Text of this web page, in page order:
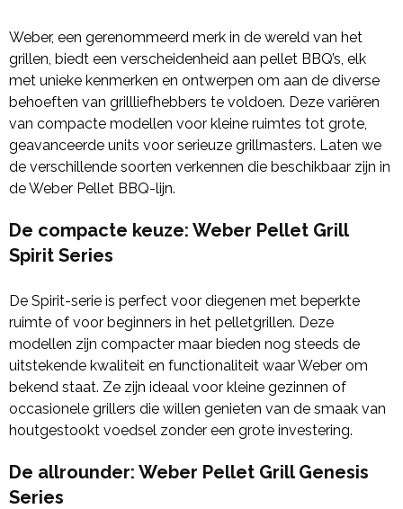
Weber, een gerenommeerd merk in de wereld van het
grillen, biedt een verscheidenheid aan pellet BBQ’s, elk
met unieke kenmerken en ontwerpen om aan de diverse
behoeften van grillliefhebbers te voldoen. Deze variëren
van compacte modellen voor kleine ruimtes tot grote,
geavanceerde units voor serieuze grillmasters. Laten we
de verschillende soorten verkennen die beschikbaar zijn in
de Weber Pellet BBQ-lijn.
De compacte keuze: Weber Pellet Grill
Spirit Series
De Spirit-serie is perfect voor diegenen met beperkte
ruimte of voor beginners in het pelletgrillen. Deze
modellen zijn compacter maar bieden nog steeds de
uitstekende kwaliteit en functionaliteit waar Weber om
bekend staat. Ze zijn ideaal voor kleine gezinnen of
occasionele grillers die willen genieten van de smaak van
houtgestookt voedsel zonder een grote investering.
De allrounder: Weber Pellet Grill Genesis
Series